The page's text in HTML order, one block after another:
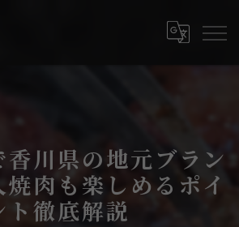
川県の地元ブラン
焼肉も楽しめるポイ
ト徹底解説